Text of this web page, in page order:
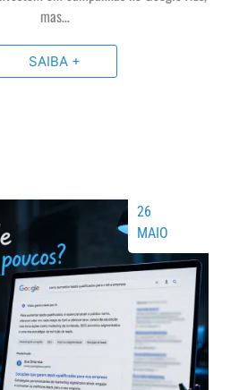
mas…
SAIBA +
26
MAIO